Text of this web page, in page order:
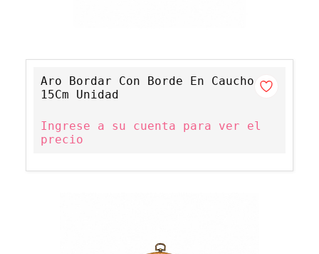
Aro Bordar Con Borde En Caucho
15Cm Unidad
Ingrese a su cuenta para ver el
precio